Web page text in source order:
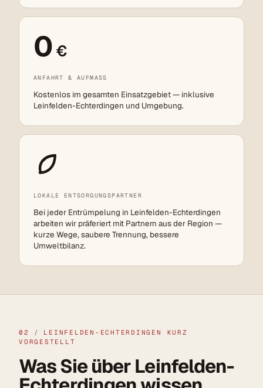
0 €
ANFAHRT & AUFMASS
Kostenlos im gesamten Einsatzgebiet — inklusive
Leinfelden-Echterdingen und Umgebung.
LOKALE ENTSORGUNGSPARTNER
Bei jeder Entrümpelung in Leinfelden-Echterdingen
arbeiten wir präferiert mit Partnern aus der Region —
kurze Wege, saubere Trennung, bessere
Umweltbilanz.
02 /
LEINFELDEN-ECHTERDINGEN KURZ
VORGESTELLT
Was Sie über Leinfelden-